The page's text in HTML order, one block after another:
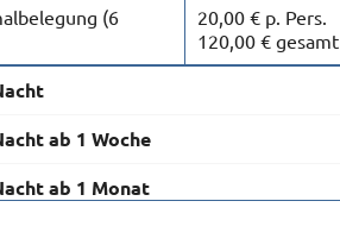
(6
20,00 € p. Pers.
120,00 € gesamt
ab 1 Woche
ab 1 Monat